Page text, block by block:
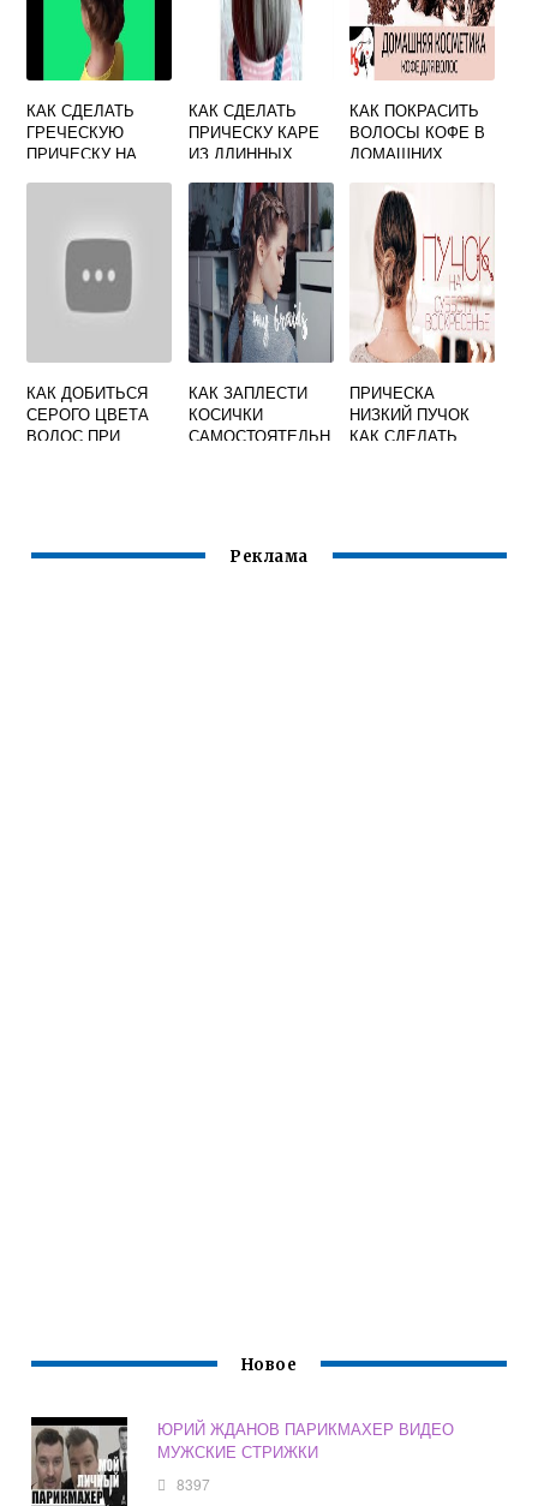
КАК СДЕЛАТЬ
ГРЕЧЕСКУЮ
ПРИЧЕСКУ НА
КАК СДЕЛАТЬ
ПРИЧЕСКУ КАРЕ
ИЗ ДЛИННЫХ
КАК ПОКРАСИТЬ
ВОЛОСЫ КОФЕ В
ДОМАШНИХ
РЕЦЕПТ
КАК ДОБИТЬСЯ
СЕРОГО ЦВЕТА
ВОЛОС ПРИ
КАК ЗАПЛЕСТИ
КОСИЧКИ
САМОСТОЯТЕЛЬН
ПРИЧЕСКА
НИЗКИЙ ПУЧОК
КАК СДЕЛАТЬ
Реклама
Новое
ЮРИЙ ЖДАНОВ ПАРИКМАХЕР ВИДЕО
МУЖСКИЕ СТРИЖКИ
8397